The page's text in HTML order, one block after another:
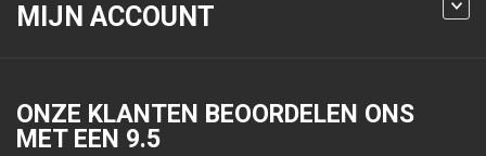
MIJN ACCOUNT
ONZE KLANTEN BEOORDELEN ONS
MET EEN 9.5